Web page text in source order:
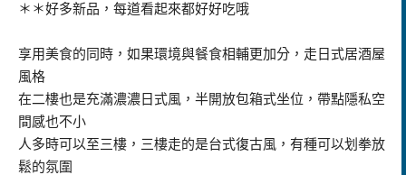
＊＊好多新品，每道看起來都好好吃哦
享用美食的同時，如果環境與餐食相輔更加分，走日式居酒屋
風格
在二樓也是充滿濃濃日式風，半開放包箱式坐位，帶點隱私空
間感也不小
人多時可以至三樓，三樓走的是台式復古風，有種可以划拳放
鬆的氛圍